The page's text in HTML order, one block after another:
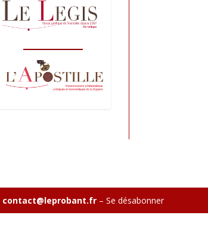
contact@leprobant.fr– Se désabonner